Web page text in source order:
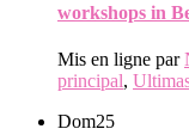
workshops in
Mis en ligne par
principal,
Dom25